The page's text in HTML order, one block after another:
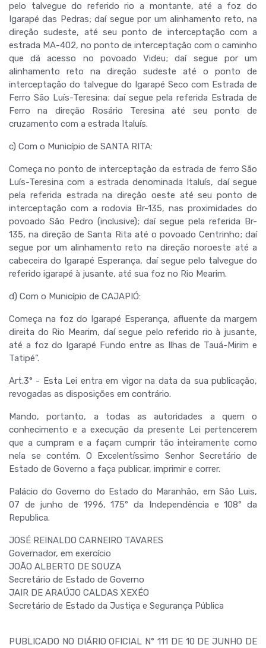
pelo talvegue do referido rio a montante, até a foz do
Igarapé das Pedras; daí segue por um alinhamento reto, na
direção sudeste, até seu ponto de interceptação com a
estrada MA-402, no ponto de interceptação com o caminho
que dá acesso no povoado Videu; daí segue por um
alinhamento reto na direção sudeste até o ponto de
interceptação do talvegue do Igarapé Seco com Estrada de
Ferro São Luís-Teresina; daí segue pela referida Estrada de
Ferro na direção Rosário Teresina até seu ponto de
cruzamento com a estrada Italuís.
c) Com o Município de SANTA RITA:
Começa no ponto de interceptação da estrada de ferro São
Luís-Teresina com a estrada denominada Italuís, daí segue
pela referida estrada na direção oeste até seu ponto de
interceptação com a rodovia Br-135, nas proximidades do
povoado São Pedro (inclusive); daí segue pela referida Br-
135, na direção de Santa Rita até o povoado Centrinho; daí
segue por um alinhamento reto na direção noroeste até a
cabeceira do Igarapé Esperança, daí segue pelo talvegue do
referido igarapé à jusante, até sua foz no Rio Mearim.
d) Com o Município de CAJAPIÓ:
Começa na foz do Igarapé Esperança, afluente da margem
direita do Rio Mearim, daí segue pelo referido rio à jusante,
até a foz do Igarapé Fundo entre as Ilhas de Tauá-Mirim e
Tatipé”.
Art.3° - Esta Lei entra em vigor na data da sua publicação,
revogadas as disposições em contrário.
Mando, portanto, a todas as autoridades a quem o
conhecimento e a execução da presente Lei pertencerem
que a cumpram e a façam cumprir tão inteiramente como
nela se contém. O Excelentíssimo Senhor Secretário de
Estado de Governo a faça publicar, imprimir e correr.
Palácio do Governo do Estado do Maranhão, em São Luis,
07 de junho de 1996, 175º da Independência e 108º da
Republica.
JOSÉ REINALDO CARNEIRO TAVARES
Governador, em exercício
JOÃO ALBERTO DE SOUZA
Secretário de Estado de Governo
JAIR DE ARAÚJO CALDAS XEXÉO
Secretário de Estado da Justiça e Segurança Pública
PUBLICADO NO DIÁRIO OFICIAL N° 111 DE 10 DE JUNHO DE